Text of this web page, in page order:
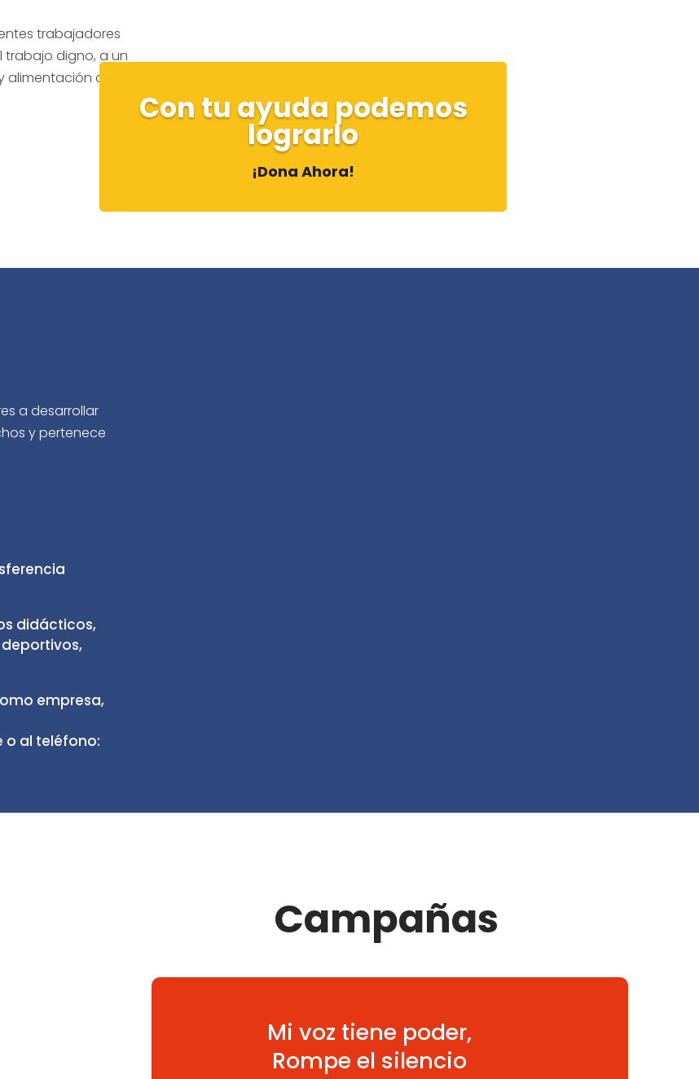
trabajadores
trabajo digno, a un
de
a desarrollar
y pertenece
didácticos,
empresa,
o al teléfono:
Con tu ayuda podemos
lograrlo
¡Dona Ahora!
Campañas
Mi voz tiene poder,
Rompe el silencio